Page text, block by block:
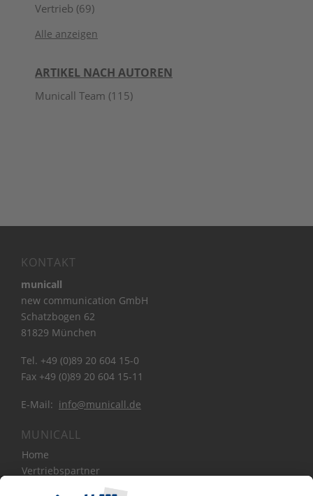
Vertrieb (69)
Alle anzeigen
ARTIKEL NACH AUTOREN
Municall Team (115)
KONTAKT
municall
new communication GmbH
Schatzbogen 62
81829 München
Tel. +49 (0)89 20 604 15-0
Fax +49 (0)89 20 604 15-11
E-Mail: info@municall.de
MUNICALL
Home
Vertriebspartner